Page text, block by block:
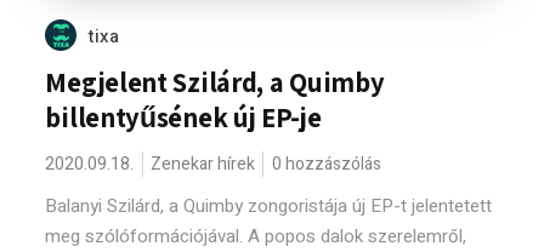
tixa
Megjelent Szilárd, a Quimby
billentyűsének új EP-je
2020.09.18. Zenekar hírek 0 hozzászólás
Balanyi Szilárd, a Quimby zongoristája új EP-t jelentetett
meg szólóformációjával. A popos dalok szerelemről,